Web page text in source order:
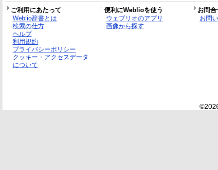
ご利用にあたって 便利にWeblioを使う
お問
Weblio辞書とは
検索の仕方
ヘルプ
利用規約
プライバシーポリシー
クッキー・アクセスデータ
について
ウェブリオのアプリ
画像から探す
お問